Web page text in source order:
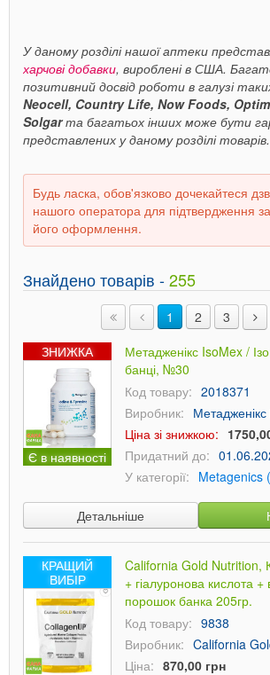
У даному розділі нашої аптеки
харчові добавки, вироблені в США.
позитивний досвід роботи в галузі
Neocell, Country Life, Now Foods,
Solgarта багатьох інших може бути
представлених у даному розділі товарів.
Будь ласка, обов'язково дочекайтеся
нашого оператора для підтвердження
його оформлення.
Знайдено товарів -255
1 2
3
ЗНИЖКА
Є в наявності
Метадженікс IsoMex /
банці, №30
Код товару: 2018371
Виробник:
Ціна зі знижкою:
Придатний до:
У категорії: Metagenics
Детальніше
КРАЩИЙ
ВИБІР
California Gold Nutrition,
+ гіалуронова кислота +
порошок банка 205гр.
Код товару: 9838
Виробник: California
Ціна: 870,00 грн